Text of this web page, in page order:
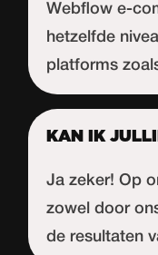
Webflow e-
hetzelfde
platforms
KAN IK
Ja zeker! Op
zowel door
de resultaten